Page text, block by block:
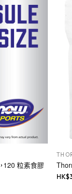
120 粒素食膠
HK$